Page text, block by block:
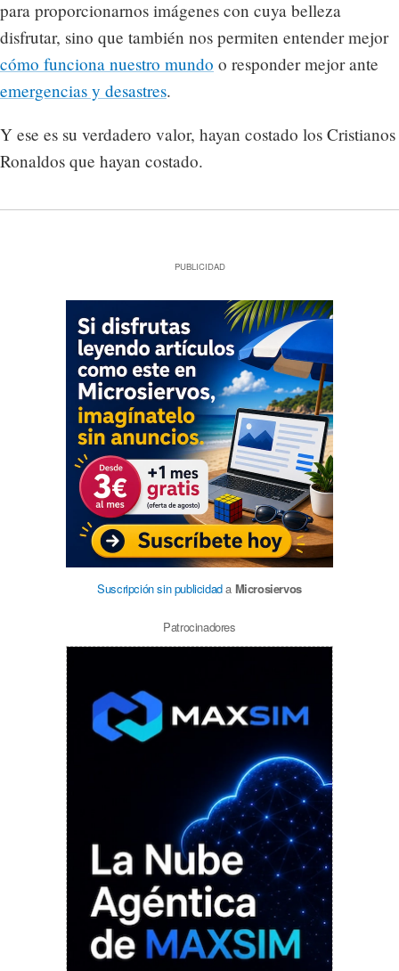
para proporcionarnos imágenes con cuya belleza
disfrutar, sino que también nos permiten entender mejor
cómo funciona nuestro mundo o responder mejor ante
emergencias y desastres.
Y ese es su verdadero valor, hayan costado los Cristianos
Ronaldos que hayan costado.
PUBLICIDAD
Suscripción sin publicidada Microsiervos
Patrocinadores